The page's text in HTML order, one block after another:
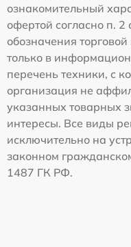
ознакомительный
офертой согласно п.
обозначения
только в
перечень техники, с
организация не
указанных товарных
интересы. Все виды
исключительно на
законном гражданском
1487 ГК РФ.